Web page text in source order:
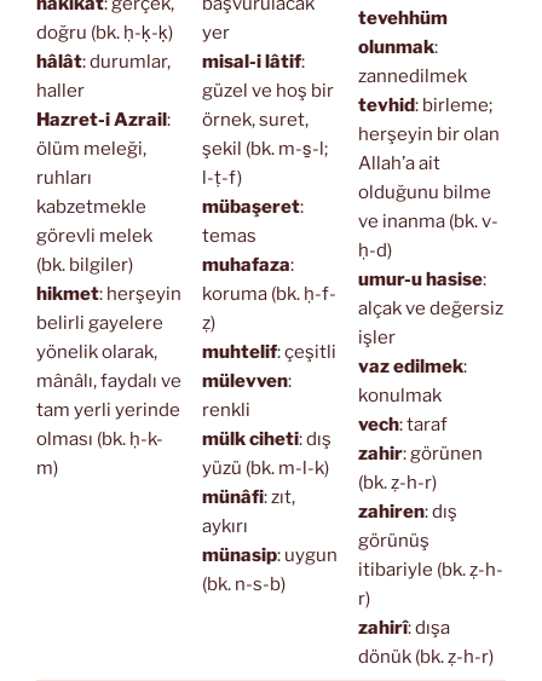
doğru (bk. ḥ-ḳ-ḳ)
hâlât: durumlar,
haller
Hazret-i Azrail:
ölüm meleği,
ruhları
kabzetmekle
görevli melek
(bk. bilgiler)
hikmet: herşeyin
belirli gayelere
yönelik olarak,
mânâlı, faydalı ve
tam yerli yerinde
olması (bk. ḥ-k-
m)
yer
misal-i lâtif:
güzel ve hoş bir
örnek, suret,
şekil (bk. m-s̱-l;
l-ṭ-f)
mübaşeret:
temas
muhafaza:
koruma (bk. ḥ-f-
ẓ)
muhtelif: çeşitli
mülevven:
renkli
mülk ciheti: dış
yüzü (bk. m-l-k)
münâfi: zıt,
aykırı
münasip: uygun
(bk. n-s-b)
tevehhüm
olunmak:
zannedilmek
tevhid: birleme;
herşeyin bir olan
Allah’a ait
olduğunu bilme
ve inanma (bk. v-
ḥ-d)
umur-u hasise:
alçak ve değersiz
işler
vaz edilmek:
konulmak
vech: taraf
zahir: görünen
(bk. ẓ-h-r)
zahiren: dış
görünüş
itibariyle (bk. ẓ-h-
r)
zahirî: dışa
dönük (bk. ẓ-h-r)